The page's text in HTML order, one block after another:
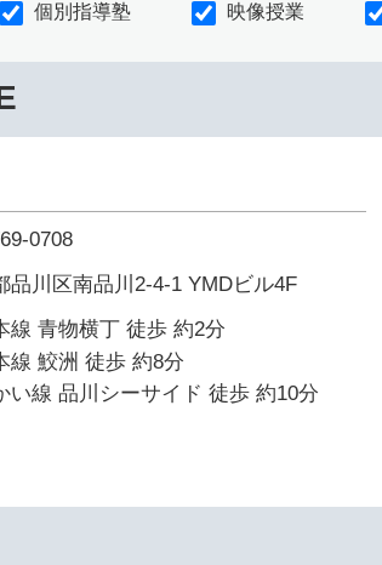
個別指導塾 映像授業
0708
品川区南品川2-4-1 YMDビル4F
線 青物横丁 徒歩 約2分
線 鮫洲 徒歩 約8分
い線 品川シーサイド 徒歩 約10分